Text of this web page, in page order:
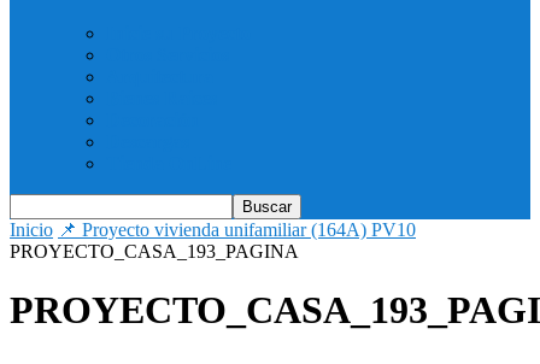
Inicio 📌 Proyecto vivienda unifamiliar (164A) PV10
PROYECTO_CASA_193_PAGINA